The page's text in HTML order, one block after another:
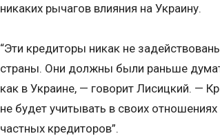
никаких рычагов влияния на Украину.
“Эти кредиторы никак не
страны. Они должны были раньше
как в Украине, — говорит Лисицкий. —
не будет учитывать в своих
частных кредиторов”.